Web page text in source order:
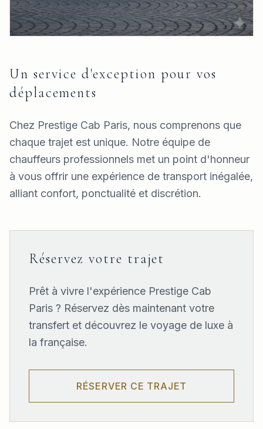
Un service d'exception pour vos
déplacements
Chez Prestige Cab Paris, nous comprenons que
chaque trajet est unique. Notre équipe de
chauffeurs professionnels met un point d'honneur
à vous offrir une expérience de transport inégalée,
alliant confort, ponctualité et discrétion.
Réservez votre trajet
Prêt à vivre l'expérience Prestige Cab
Paris ? Réservez dès maintenant votre
transfert et découvrez le voyage de luxe à
la française.
RÉSERVER CE TRAJET